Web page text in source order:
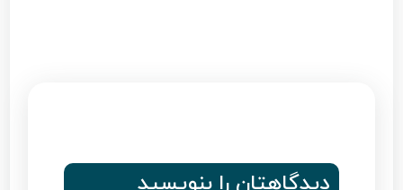
دیدگاهتان را بنویسید